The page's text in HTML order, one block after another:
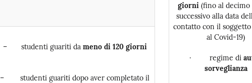
giorni(fino al
successivo alla data
contatto con il
al Covid-19)
· regime dia
sorveglianza
– studenti guariti da meno di 120 giorni
–
studenti guariti dopo aver completato il